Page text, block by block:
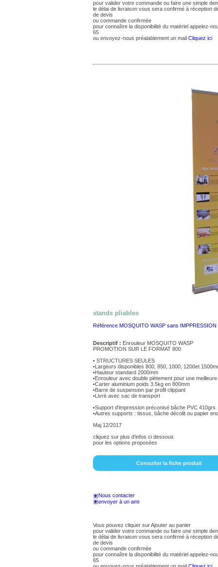
pour valider votre commande ou faire une simple
le délai de livraison vous sera confirmé à réception
de devis
ou commande confirmée
pour connaître la disponibilité du matériel appelez-
65
ou envoyez-nous préalablement un mail Cliquez ici
stands pliables
Référence MOSQUITO WASP sans IMPPRESSION
Descriptif : Enrouleur MOSQUITO WASP
PROMOTION SUR LE FORMAT 800
• STRUCTURES SEULES
•Largeurs disponibles 800, 850, 1000, 1200et
•Hauteur standard 2000mm
•Enrouleur avec double piètement pour une
•Carter aluminium poids 3.5kg en 800mm
•Barre de suspension par profil clippant
•Livré avec sac de transport
•Support d'impression préconisé bâche PVC 410grs
•Autres supports : tissus, bâche décolit ou papier
Maj 12/2017
cliquez sur plus d'infos ci dessous
pour les options proposées
Consulter la fiche produit
Nous contacter
envoyer à un ami
Vous pouvez cliquer sur Ajouter au panier
pour valider votre commande ou faire une simple
le délai de livraison vous sera confirmé à réception
de devis
ou commande confirmée
pour connaître la disponibilité du matériel appelez-
65